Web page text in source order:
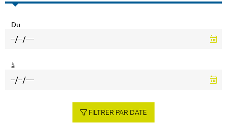
Du
à
FILTRER PAR DATE